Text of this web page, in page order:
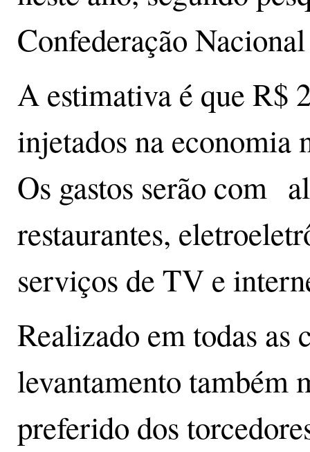
Confederação
A estimativa é que R$
injetados na economia
Os gastos serão com
restaurantes,
serviços de TV e
Realizado em todas as
levantamento também
preferido dos